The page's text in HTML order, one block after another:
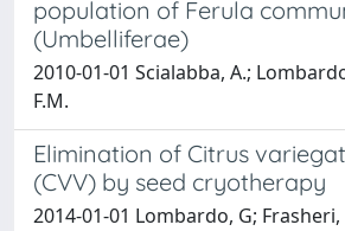
population of Ferula
(Umbelliferae)
2010-01-01 Scialabba, A.;
F.M.
Elimination of Citrus
(CVV) by seed cryotherapy
2014-01-01 Lombardo, G;